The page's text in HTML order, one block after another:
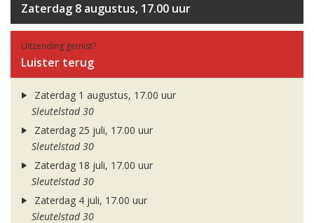
Zaterdag 8 augustus, 17.00 uur
Uitzending gemist?
Luister terug
Zaterdag 1 augustus, 17.00 uur
Sleutelstad 30
Zaterdag 25 juli, 17.00 uur
Sleutelstad 30
Zaterdag 18 juli, 17.00 uur
Sleutelstad 30
Zaterdag 4 juli, 17.00 uur
Sleutelstad 30